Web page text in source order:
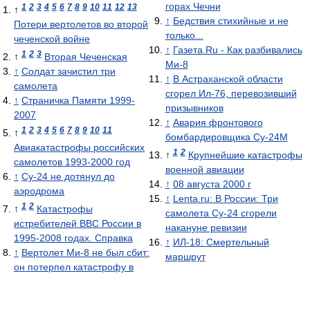
↑ 1 2 3 4 5 6 7 8 9 10 11 12 13
Потери вертолетов во второй
чеченской войне
↑ 1 2 3 Вторая Чеченская
↑ Солдат зачистил три
самолета
↑ Страничка Памяти 1999-
2007
↑ 1 2 3 4 5 6 7 8 9 10 11
Авиакатастрофы российских
самолетов 1993-2000 год
↑ Су-24 не дотянул до
аэродрома
↑ 1 2 Катастрофы
истребителей ВВС России в
1995‑2008 годах. Справка
↑ Вертолет Ми-8 не был сбит:
он потерпел катастрофу в
горах Чечни
↑ Бедствия стихийные и не
только...
↑ Газета.Ru - Как разбивались
Ми-8
↑ В Астраханской области
сгорел Ил-76, перевозивший
призывников
↑ Авария фронтового
бомбардировщика Су-24М
↑1 2 Крупнейшие катастрофы
военной авиации
↑ 08 августа 2000 г
↑ Lenta.ru: В России: Три
самолета Су-24 сгорели
накануне ревизии
↑ ИЛ-18: Смертельный
маршрут